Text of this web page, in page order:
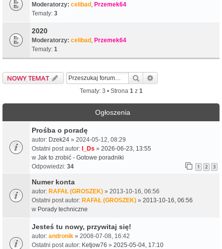
Moderatorzy: celibad, Przemek64
Tematy: 3
2020
Moderatorzy: celibad, Przemek64
Tematy: 1
NOWY TEMAT Szukaj
Tematy: 3 • Strona 1z 1
Ogłoszenia
Prośba o poradę
autor: Dzek24 » 2024-05-12, 08:29
Ostatni post autor: I_Ds » 2026-06-23, 13:55
w Jak to zrobić - Gotowe poradniki
Odpowiedzi: 34 1 2 3
Numer konta
autor: RAFAŁ (GROSZEK) » 2013-10-16, 06:56
Ostatni post autor: RAFAŁ (GROSZEK) » 2013-10-16, 06:56
w Porady techniczne
Jesteś tu nowy, przywitaj się!
autor: andronik » 2008-07-08, 16:42
Ostatni post autor: Ketjow76 » 2025-05-04, 17:10